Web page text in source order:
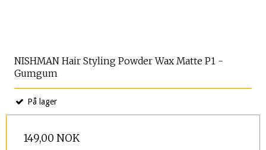
NISHMAN Hair Styling Powder Wax Matte P1 -
Gumgum
På lager
149,00 NOK